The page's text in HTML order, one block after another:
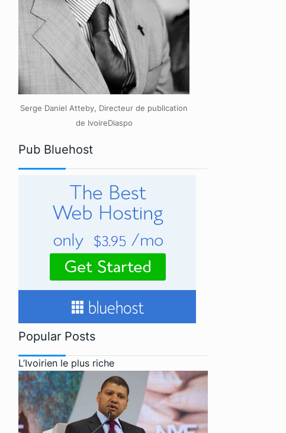
Serge Daniel Atteby, Directeur de publication
de IvoireDiaspo
Pub Bluehost
Popular Posts
L’Ivoirien le plus riche